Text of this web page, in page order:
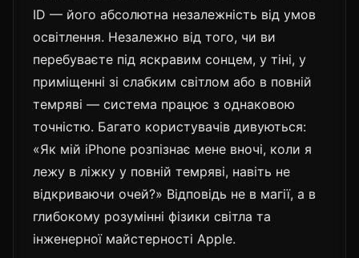
ID — його абсолютна незалежність від умов
освітлення. Незалежно від того, чи ви
перебуваєте під яскравим сонцем, у тіні, у
приміщенні зі слабким світлом або в повній
темряві — система працює з однаковою
точністю. Багато користувачів дивуються:
«Як мій iPhone розпізнає мене вночі, коли я
лежу в ліжку у повній темряві, навіть не
відкриваючи очей?» Відповідь не в магії, а в
глибокому розумінні фізики світла та
інженерної майстерності Apple.